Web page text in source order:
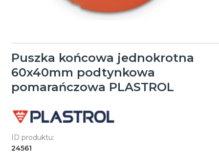
Puszka końcowa jednokrotna
60x40mm podtynkowa
pomarańczowa PLASTROL
ID produktu:
24561